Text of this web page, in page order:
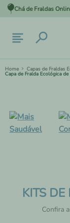
Chá de Fraldas
Capas de Fraldas
Capa de Fralda Ecológica
KITS
Confira